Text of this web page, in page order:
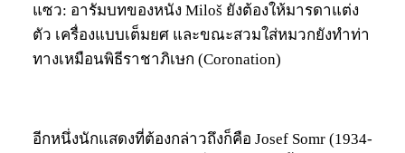
แซว: อารัมบทของหนัง Miloš ยังต้องให้มารดาแต่ง
ตัว เครื่องแบบเต็มยศ และขณะสวมใส่หมวกยังทำท่า
ทางเหมือนพิธีราชาภิเษก (Coronation)
อีกหนึ่งนักแสดงที่ต้องกล่าวถึงก็คือ Josef Somr (1934-